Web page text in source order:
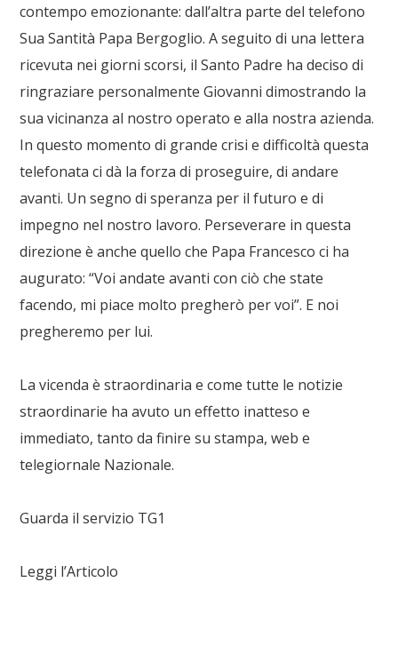
contempo emozionante: dall’altra parte del telefono
Sua Santità Papa Bergoglio. A seguito di una lettera
ricevuta nei giorni scorsi, il Santo Padre ha deciso di
ringraziare personalmente Giovanni dimostrando la
sua vicinanza al nostro operato e alla nostra azienda.
In questo momento di grande crisi e difficoltà questa
telefonata ci dà la forza di proseguire, di andare
avanti. Un segno di speranza per il futuro e di
impegno nel nostro lavoro. Perseverare in questa
direzione è anche quello che Papa Francesco ci ha
augurato: “Voi andate avanti con ciò che state
facendo, mi piace molto pregherò per voi”. E noi
pregheremo per lui.
La vicenda è straordinaria e come tutte le notizie
straordinarie ha avuto un effetto inatteso e
immediato, tanto da finire su stampa,web e
telegiornale Nazionale.
Guarda il servizio TG1
Leggi l’Articolo